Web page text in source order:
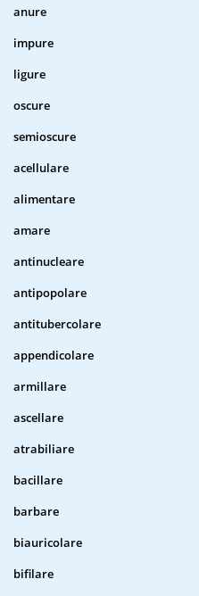
anure
impure
ligure
oscure
semioscure
acellulare
alimentare
amare
antinucleare
antipopolare
antitubercolare
appendicolare
armillare
ascellare
atrabiliare
bacillare
barbare
biauricolare
bifilare